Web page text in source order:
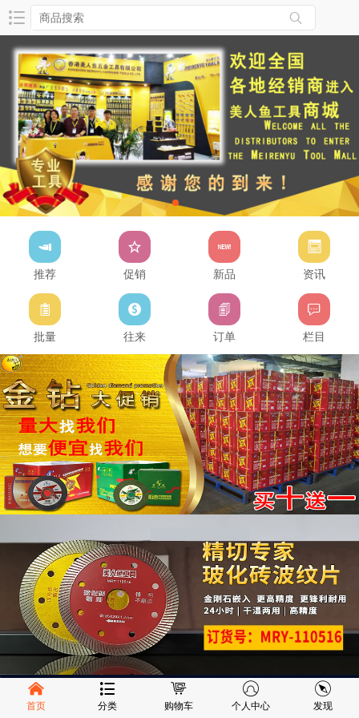
推荐 促销 新品 资讯
批量 往来 订单 栏目
首页 分类 购物车 个人中心 发现